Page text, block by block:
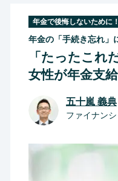
年金で後悔しないために
年金の「手続き忘れ」
「たったこれ
女性が年金支
五十嵐 義典
ファイナン